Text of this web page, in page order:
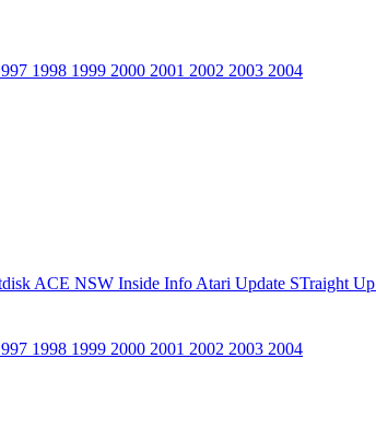
1998 1999 2000 2001 2002 2003 2004
ACE NSW Inside Info Atari Update STraight Up
1998 1999 2000 2001 2002 2003 2004